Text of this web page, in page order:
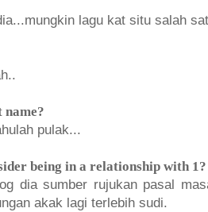
lagu kat situ salah
name?
pulak...
being in a relationship with 1?
dia sumber rujukan pasal
akak lagi terlebih sudi.